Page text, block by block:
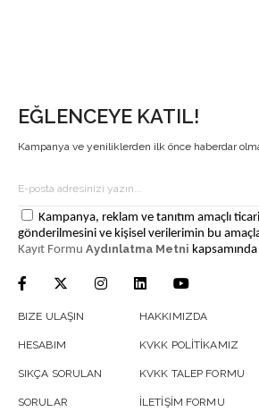
EĞLENCEYE KATIL!
Kampanya ve yeniliklerden ilk önce haberdar
Kampanya, reklam ve tanıtım amaçlı
gönderilmesini ve kişisel verilerimin bu
Kayıt Formu Aydınlatma Metni
BIZE ULAŞIN
HESABIM
SIKÇA SORULAN
SORULAR
HAKKIMIZDA
KVKK POLİTİKAMIZ
KVKK TALEP FORMU
İLETİŞİM FORMU